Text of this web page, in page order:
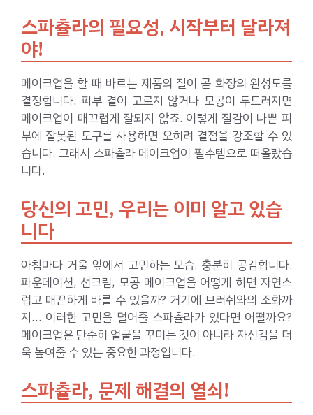
스파츌라의 필요성, 시작부터 달라져
야!
메이크업을 할 때 바르는 제품의 질이 곧 화장의 완성도를
결정합니다. 피부 결이 고르지 않거나 모공이 두드러지면
메이크업이 매끄럽게 잘되지 않죠. 이렇게 질감이 나쁜 피
부에 잘못된 도구를 사용하면 오히려 결점을 강조할 수 있
습니다. 그래서 스파츌라 메이크업이 필수템으로 떠올랐습
니다.
당신의 고민, 우리는 이미 알고 있습
니다
아침마다 거울 앞에서 고민하는 모습, 충분히 공감합니다.
파운데이션, 선크림, 모공 메이크업을 어떻게 하면 자연스
럽고 매끈하게 바를 수 있을까? 거기에 브러쉬와의 조화까
지… 이러한 고민을 덜어줄 스파츌라가 있다면 어떨까요?
메이크업은 단순히 얼굴을 꾸미는 것이 아니라 자신감을 더
욱 높여줄 수 있는 중요한 과정입니다.
스파츌라, 문제 해결의 열쇠!